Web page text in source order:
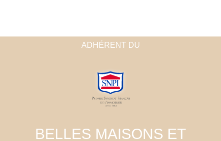
ADHÉRENT DU
BELLES MAISONS ET